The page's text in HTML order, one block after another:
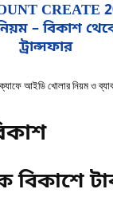
CREATE
– বিকাশ
ট্রান্সফার
আইডি খোলার নিয়ম ও
বিকাশে